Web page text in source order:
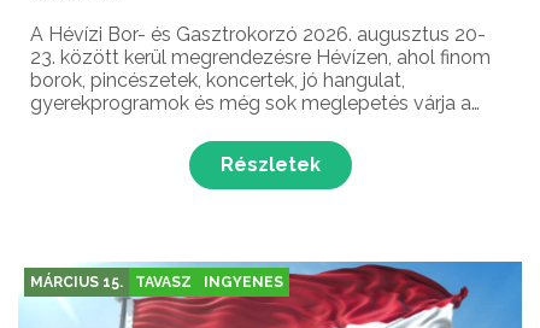
A Hévízi Bor- és Gasztrokorzó 2026. augusztus 20-
23. között kerül megrendezésre Hévízen, ahol finom
borok, pincészetek, koncertek, jó hangulat,
gyerekprogramok és még sok meglepetés várja a
Részletek
MÁRCIUS 15. TAVASZ INGYENES